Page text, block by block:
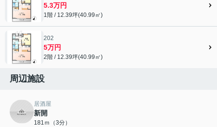
5.3万円
1階 / 12.39坪(40.99㎡)
202
5万円
2階 / 12.39坪(40.99㎡)
周辺施設
居酒屋
新開
181ｍ（3分）